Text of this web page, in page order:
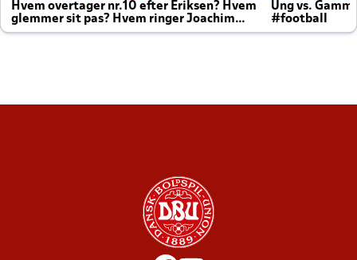
Hvem overtager nr.10 efter Eriksen? Hvem
glemmer sit pas? Hvem ringer Joachim
altid til efter kampe?
Ung vs.
#football